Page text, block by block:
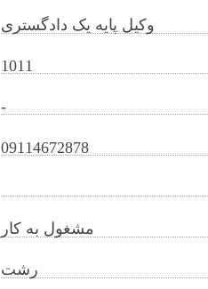
وکیل پایه یک دادگستری
1011
-
09114672878
مشغول به کار
رشت